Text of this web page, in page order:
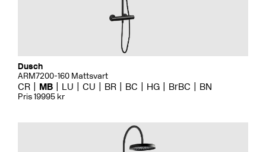
Dusch
ARM7200-160 Mattsvart
CR MB LU CU BR BC HG BrBC BN
Pris 19995 kr